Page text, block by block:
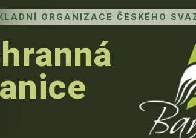
ORGANIZACE ČESKÉHO